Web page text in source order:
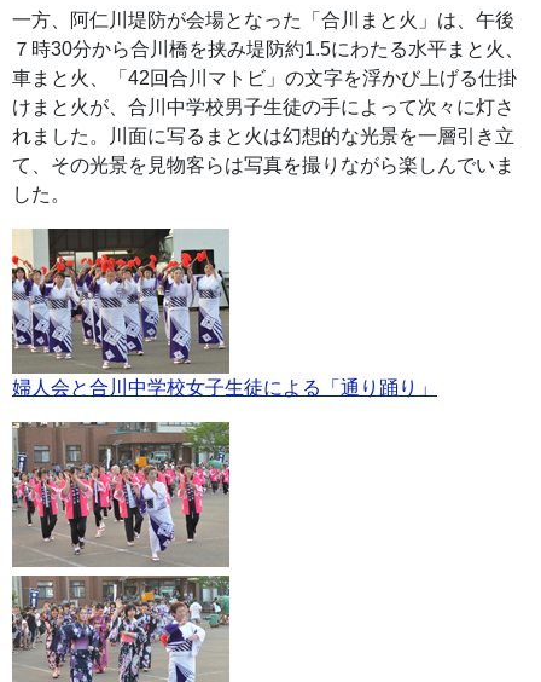
一方、阿仁川堤防が会場となった「合川まと火」は、午後
７時30分から合川橋を挟み堤防約1.5にわたる水平まと火、
車まと火、「42回合川マトビ」の文字を浮かび上げる仕掛
けまと火が、合川中学校男子生徒の手によって次々に灯さ
れました。川面に写るまと火は幻想的な光景を一層引き立
て、その光景を見物客らは写真を撮りながら楽しんでいま
した。
婦人会と合川中学校女子生徒による「通り踊り」